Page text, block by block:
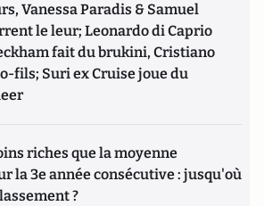
Vanessa Paradis & Samuel
le leur; Leonardo di Caprio
fait du brukini, Cristiano
fils; Suri ex Cruise joue du
riches que la moyenne
la 3e année consécutive : jusqu'où
?